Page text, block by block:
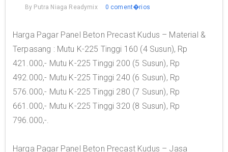
By Putra Niaga Readymix 0 coment�rios
Harga Pagar Panel Beton Precast Kudus – Material &
Terpasang : Mutu K-225 Tinggi 160 (4 Susun), Rp
421.000,- Mutu K-225 Tinggi 200 (5 Susun), Rp
492.000,- Mutu K-225 Tinggi 240 (6 Susun), Rp
576.000,- Mutu K-225 Tinggi 280 (7 Susun), Rp
661.000,- Mutu K-225 Tinggi 320 (8 Susun), Rp
796.000,-.
Harga Pagar Panel Beton Precast Kudus – Jasa